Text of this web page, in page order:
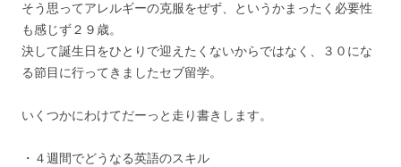
そう思ってアレルギーの克服をぜず、というかまったく必要性
も感じず２９歳。
決して誕生日をひとりで迎えたくないからではなく、３０にな
る節目に行ってきましたセブ留学。
いくつかにわけてだーっと走り書きします。
・４週間でどうなる英語のスキル